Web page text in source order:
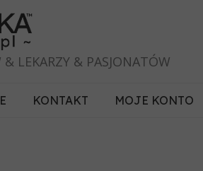
LEKARZY & PASJONATÓW
KONTAKT MOJE KONTO